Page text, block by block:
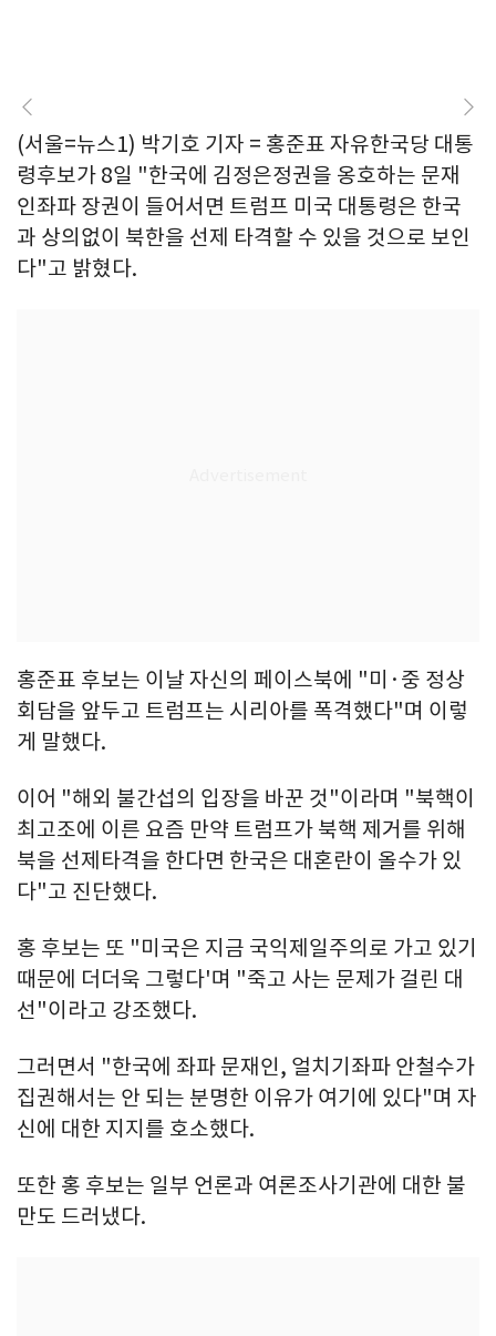
(서울=뉴스1) 박기호 기자 = 홍준표 자유한국당 대통
령후보가 8일 "한국에 김정은정권을 옹호하는 문재
인좌파 장권이 들어서면 트럼프 미국 대통령은 한국
과 상의없이 북한을 선제 타격할 수 있을 것으로 보인
다"고 밝혔다.
홍준표 후보는 이날 자신의 페이스북에 "미·중 정상
회담을 앞두고 트럼프는 시리아를 폭격했다"며 이렇
게 말했다.
이어 "해외 불간섭의 입장을 바꾼 것"이라며 "북핵이
최고조에 이른 요즘 만약 트럼프가 북핵 제거를 위해
북을 선제타격을 한다면 한국은 대혼란이 올수가 있
다"고 진단했다.
홍 후보는 또 "미국은 지금 국익제일주의로 가고 있기
때문에 더더욱 그렇다'며 "죽고 사는 문제가 걸린 대
선"이라고 강조했다.
그러면서 "한국에 좌파 문재인, 얼치기좌파 안철수가
집권해서는 안 되는 분명한 이유가 여기에 있다"며 자
신에 대한 지지를 호소했다.
또한 홍 후보는 일부 언론과 여론조사기관에 대한 불
만도 드러냈다.